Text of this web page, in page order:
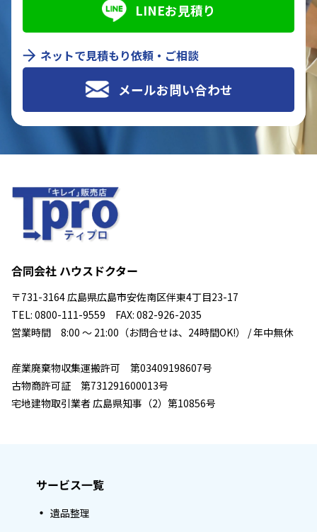
LINEお見積り
ネットで見積もり依頼・ご相談
メールお問い合わせ
合同会社 ハウスドクター
〒731-3164 広島県広島市安佐南区伴東4丁目23-17
TEL: 0800-111-9559 FAX: 082-926-2035
営業時間 8:00 ～ 21:00（お問合せは、24時間OK!） / 年中無休
産業廃棄物収集運搬許可 第03409198607号
古物商許可証 第731291600013号
宅地建物取引業者 広島県知事（2）第10856号
サービス一覧
遺品整理